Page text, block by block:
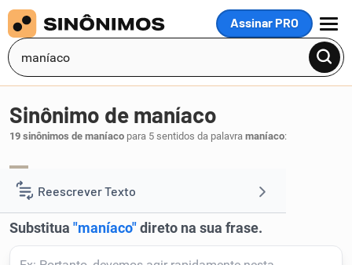
Assinar PRO
MENU
Reescrever Texto
Resumir Texto
Sinônimo de maníaco
19 sinônimos de maníaco para 5 sentidos da palavra maníaco: